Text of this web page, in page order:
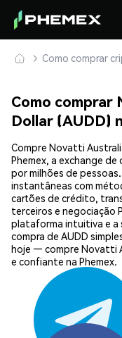
Como comprar
Como
Dollar (AUDD)
Compre Novatti
Phemex, a exchange
por milhões de
instantâneas com
cartões de crédito,
terceiros e negociação
plataforma intuitiva e a
compra de AUDD
hoje — compre Novatti
e confiante na Phemex.